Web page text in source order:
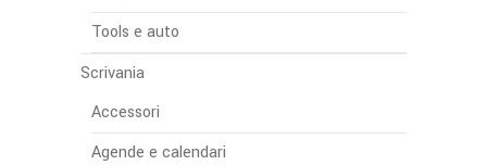
Tools e auto
Scrivania
Accessori
Agende e calendari